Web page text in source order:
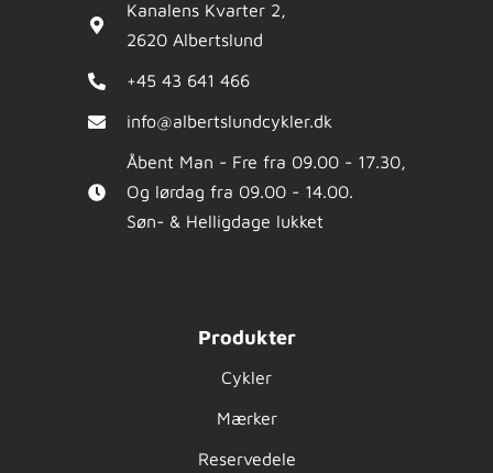
Kanalens Kvarter 2,
2620 Albertslund
+45 43 641 466
info@albertslundcykler.dk
Åbent Man - Fre fra 09.00 - 17.30,
Og lørdag fra 09.00 - 14.00.
Søn- & Helligdage lukket
Produkter
Cykler
Mærker
Reservedele